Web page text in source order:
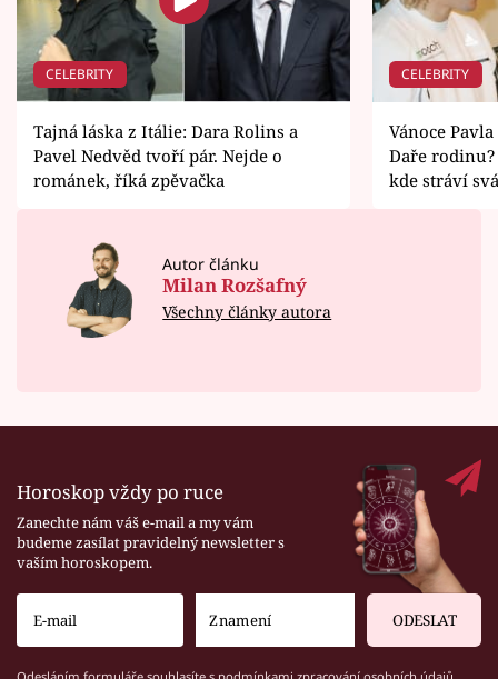
CELEBRITY
Tajná láska z Itálie: Dara Rolins a
Pavel Nedvěd tvoří pár. Nejde o
románek, říká zpěvačka
CELEBRITY
Vánoce
Daře
kde stráví
Autor článku
Milan Rozšafný
Všechny články autora
Horoskop vždy po ruce
Zanechte nám váš e-mail a my vám
budeme zasílat pravidelný newsletter s
vaším horoskopem.
ODESLAT